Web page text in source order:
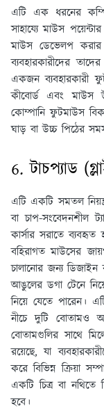
এটি এক ধরনের
সাহায্যে মাউস
মাউস ডেভেলপ
ব্যবহারকারীদের
একজন ব্যবহারকারী
কীবোর্ড এবং মাউস
কোম্পানি ফুটমাউস
ঘাড় বা উচ্চ পিঠের
6. টাচপ্যাড
এটি একটি সমতল
বা চাপ-সংবেদনশীল
কার্সার সরাতে
বহিরাগত মাউসের
চালানোর জন্য
আঙুলের ডগা টেনে
নিয়ে যেতে পারেন।
নীচে দুটি বোতামও
বোতামগুলির সাথে
রয়েছে, যা
করে বিভিন্ন ক্রিয়া
একটি চিত্র বা
হবে।